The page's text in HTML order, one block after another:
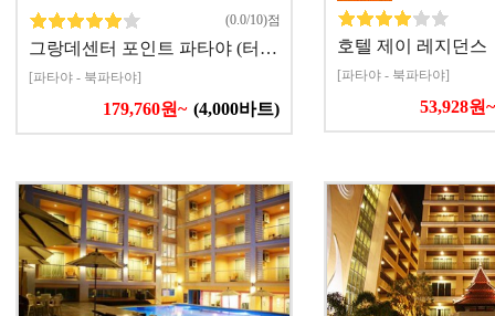
(0.0/10)점
그랑데센터 포인트 파타야 (터…
[파타야 - 북파타야]
179,760원~ (4,000바트)
호텔 제이 레지던스
[파타야 - 북파타야]
53,928원~